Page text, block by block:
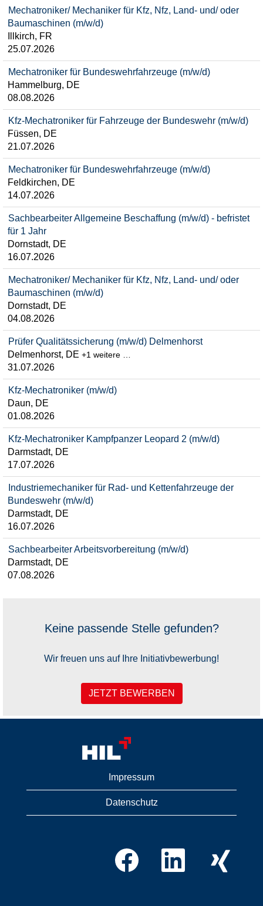
Mechatroniker/ Mechaniker für Kfz, Nfz, Land- und/ oder
Baumaschinen (m/w/d)
Illkirch, FR
25.07.2026
Mechatroniker für Bundeswehrfahrzeuge (m/w/d)
Hammelburg, DE
08.08.2026
Kfz-Mechatroniker für Fahrzeuge der Bundeswehr (m/w/d)
Füssen, DE
21.07.2026
Mechatroniker für Bundeswehrfahrzeuge (m/w/d)
Feldkirchen, DE
14.07.2026
Sachbearbeiter Allgemeine Beschaffung (m/w/d) - befristet
für 1 Jahr
Dornstadt, DE
16.07.2026
Mechatroniker/ Mechaniker für Kfz, Nfz, Land- und/ oder
Baumaschinen (m/w/d)
Dornstadt, DE
04.08.2026
Prüfer Qualitätssicherung (m/w/d) Delmenhorst
Delmenhorst, DE +1 weitere …
31.07.2026
Kfz-Mechatroniker (m/w/d)
Daun, DE
01.08.2026
Kfz-Mechatroniker Kampfpanzer Leopard 2 (m/w/d)
Darmstadt, DE
17.07.2026
Industriemechaniker für Rad- und Kettenfahrzeuge der
Bundeswehr (m/w/d)
Darmstadt, DE
16.07.2026
Sachbearbeiter Arbeitsvorbereitung (m/w/d)
Darmstadt, DE
07.08.2026
Keine passende Stelle gefunden?
Wir freuen uns auf Ihre Initiativbewerbung!
JETZT BEWERBEN
Impressum
Datenschutz
W
W